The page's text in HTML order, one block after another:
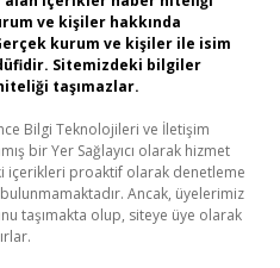
ve kişiler hakkında
kurum ve kişiler ile isim
Sitemizdeki bilgiler
taşımazlar.
Bilgi Teknolojileri ve İletişim
bir Yer Sağlayıcı olarak hizmet
içerikleri proaktif olarak denetleme
Ancak, üyelerimiz
taşımakta olup, siteye üye olarak